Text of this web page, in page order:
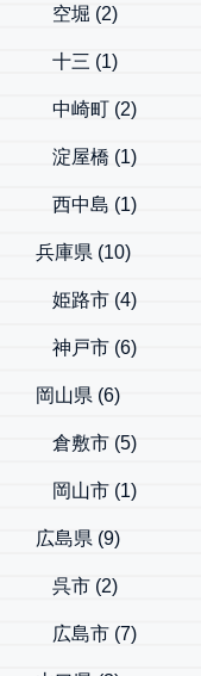
空堀 (2)
十三 (1)
中崎町 (2)
淀屋橋 (1)
西中島 (1)
兵庫県 (10)
姫路市 (4)
神戸市 (6)
岡山県 (6)
倉敷市 (5)
岡山市 (1)
広島県 (9)
呉市 (2)
広島市 (7)